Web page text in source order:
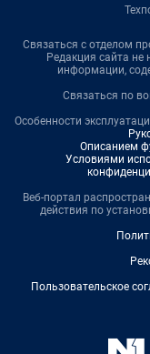
Связаться с отделом
Редакция сайта не
информации,
Связаться по
Особенности
Описанием
Условиями
Веб-портал
действия по
Пользовательское